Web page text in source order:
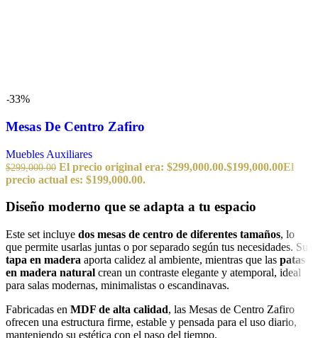
-33%
Mesas De Centro Zafiro
Muebles Auxiliares
$299,000.00 El precio original era: $299,000.00.$199,000.00El
precio actual es: $199,000.00.
Diseño moderno que se adapta a tu espacio
Este set incluye dos mesas de centro de diferentes tamaños, lo
que permite usarlas juntas o por separado según tus necesidades. Su
tapa en madera aporta calidez al ambiente, mientras que las patas
en madera natural crean un contraste elegante y atemporal, ideal
para salas modernas, minimalistas o escandinavas.
Fabricadas en MDF de alta calidad, las Mesas de Centro Zafiro
ofrecen una estructura firme, estable y pensada para el uso diario,
manteniendo su estética con el paso del tiempo.